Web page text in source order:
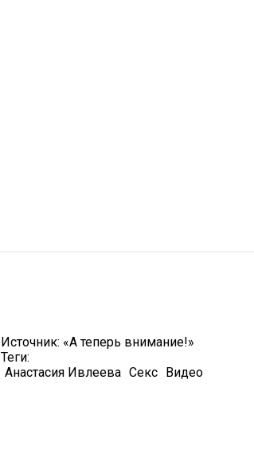
Источник: «А теперь внимание!»
Теги:
Анастасия Ивлеева Секс Видео